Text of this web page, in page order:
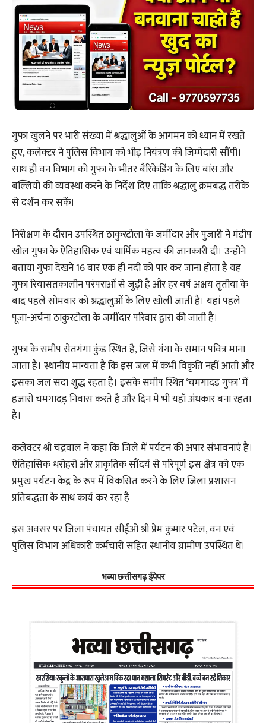
गुफा खुलने पर भारी संख्या में श्रद्धालुओं के आगमन को ध्यान में रखते
हुए, कलेक्टर ने पुलिस विभाग को भीड़ नियंत्रण की जिम्मेदारी सौंपी।
साथ ही वन विभाग को गुफा के भीतर बैरिकेडिंग के लिए बांस और
बल्लियों की व्यवस्था करने के निर्देश दिए ताकि श्रद्धालु क्रमबद्ध तरीके
से दर्शन कर सकें।
निरीक्षण के दौरान उपस्थित ठाकुरटोला के जमींदार और पुजारी ने मंडीप
खोल गुफा के ऐतिहासिक एवं धार्मिक महत्व की जानकारी दी। उन्होंने
बताया गुफा देखने 16 बार एक ही नदी को पार कर जाना होता है यह
गुफा रियासतकालीन परंपराओं से जुड़ी है और हर वर्ष अक्षय तृतीया के
बाद पहले सोमवार को श्रद्धालुओं के लिए खोली जाती है। यहां पहले
पूजा-अर्चना ठाकुरटोला के जमींदार परिवार द्वारा की जाती है।
गुफा के समीप सेतगंगा कुंड स्थित है, जिसे गंगा के समान पवित्र माना
जाता है। स्थानीय मान्यता है कि इस जल में कभी विकृति नहीं आती और
इसका जल सदा शुद्ध रहता है। इसके समीप स्थित ‘चमगादड़ गुफा’ में
हजारों चमगादड़ निवास करते हैं और दिन में भी यहाँ अंधकार बना रहता
है।
कलेक्टर श्री चंद्रवाल ने कहा कि जिले में पर्यटन की अपार संभावनाएं हैं।
ऐतिहासिक धरोहरों और प्राकृतिक सौंदर्य से परिपूर्ण इस क्षेत्र को एक
प्रमुख पर्यटन केंद्र के रूप में विकसित करने के लिए जिला प्रशासन
प्रतिबद्धता के साथ कार्य कर रहा है
इस अवसर पर जिला पंचायत सीईओ श्री प्रेम कुमार पटेल, वन एवं
पुलिस विभाग अधिकारी कर्मचारी सहित स्थानीय ग्रामीण उपस्थित थे।
भव्या छत्तीसगढ़ ईपेपर